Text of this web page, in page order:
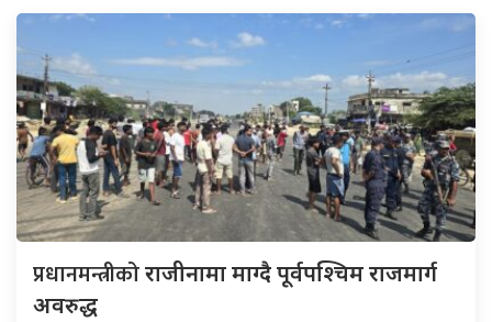
प्रधानमन्त्रीकोराजीनामा माग्दै पूर्वपश्चिम राजमार्ग
अवरुद्ध